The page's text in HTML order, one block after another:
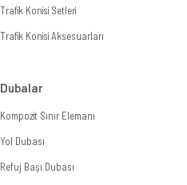
Trafik Konisi Setleri
Trafik Konisi Aksesuarları
Dubalar
Kompozit Sınır Elemanı
Yol Dubası
Refuj Başı Dubası